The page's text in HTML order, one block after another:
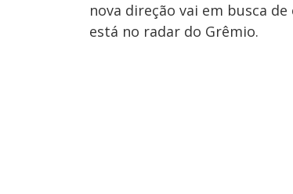
nova direção vai em busca
está no radar do Grêmio.